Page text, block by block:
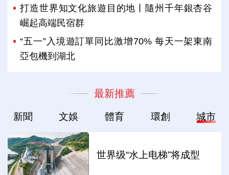
打造世界知文化旅遊目的地丨隨州千年銀杏谷
崛起高端民宿群
“五一”入境遊訂單同比激增70% 每天一架東南
亞包機到湖北
最新推薦
新聞 文娛 體育 環創 城市
世界级“水上电梯”将成型